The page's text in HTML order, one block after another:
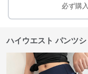
必ず購
ハイウエスト パンツ